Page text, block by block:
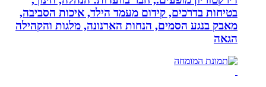
בטיחות בדרכים, קידום מעמד הילד, איכות הסביבה,
מאבק בנגע הסמים, הנחות הארנונה, מלגות והקהילה